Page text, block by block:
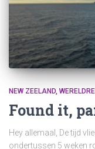
NEW ZEELAND
Found it,
Hey allemaal, De tijd
ondertussen 5 weken